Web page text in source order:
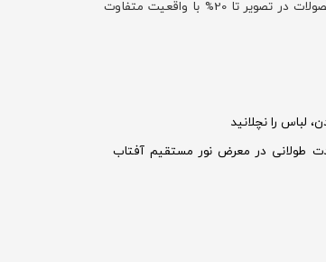
با توجه به تفاوت نمایش رنگ‌ها در صفحه نمایش دستگاه‌های مختلف، رنگ محصولات در تصویر تا 20% با واقعیت متفاوت
لباس را نچلانید
طولانی در معرض نور مستقیم آفتاب